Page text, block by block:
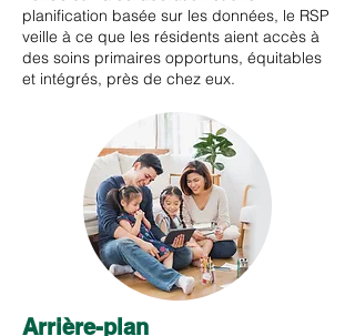
planification basée sur les données, le RSP
veille à ce que les résidents aient accès à
des soins primaires opportuns, équitables
et intégrés, près de chez eux.
Arrière-plan